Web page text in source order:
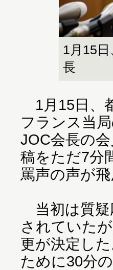
1月15
長
1月15日、
フランス当
JOC会長の
稿をただ7分
罵声の声が飛
当初は質疑
されていた
更が決定し
ために30分